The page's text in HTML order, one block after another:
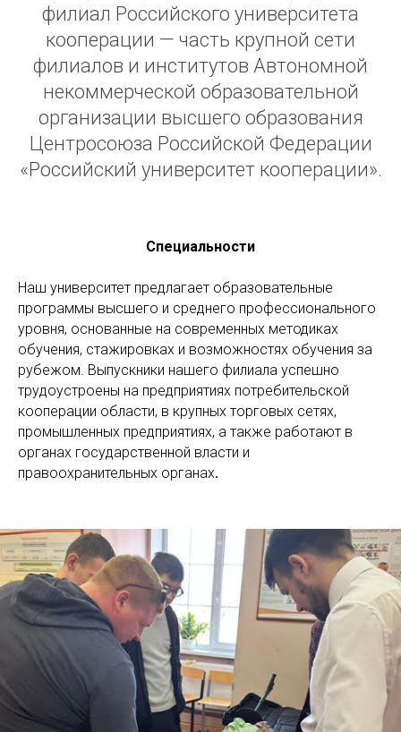
филиал Российского университета
кооперации — часть крупной сети
филиалов и институтов Автономной
некоммерческой образовательной
организации высшего образования
Центросоюза Российской Федерации
«Российский университет кооперации».
Специальности
Наш университет предлагает образовательные
программы высшего и среднего профессионального
уровня, основанные на современных методиках
обучения, стажировках и возможностях обучения за
рубежом. Выпускники нашего филиала успешно
трудоустроены на предприятиях потребительской
кооперации области, в крупных торговых сетях,
промышленных предприятиях, а также работают в
органах государственной власти и
правоохранительных органах.